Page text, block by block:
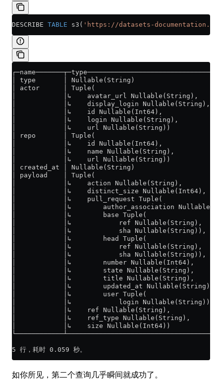
DESCRIBE TABLE s3( 'https://datasets-
│ type       │ Nullable(String)
│ actor      │ Tuple(
│            │↳    avatar_url Nullable(String),
│            │↳    display_login Nullable(String),
│            │↳    id Nullable(Int64),
│            │↳    login Nullable(String),
│            │↳    url Nullable(String))
│ repo       │ Tuple(
│            │↳    id Nullable(Int64),
│            │↳    name Nullable(String),
│            │↳    url Nullable(String))
│ created_at │ Nullable(String)
│ payload    │ Tuple(
│            │↳    action Nullable(String),
│            │↳    distinct_size Nullable(Int64),
│            │↳    pull_request Tuple(
│            │↳        author_association
│            │↳        base Tuple(
│            │↳            ref Nullable(String),
│            │↳            sha Nullable(String)),
│            │↳        head Tuple(
│            │↳            ref Nullable(String),
│            │↳            sha Nullable(String)),
│            │↳        number Nullable(Int64),
│            │↳        state Nullable(String),
│            │↳        title Nullable(String),
│            │↳        updated_at Nullable(String),
│            │↳        user Tuple(
│            │↳            login Nullable(String))),
│            │↳    ref Nullable(String),
│            │↳    ref_type Nullable(String),
│            │↳    size Nullable(Int64))
5 行，耗时 0.059 秒。
如你所见，第二个查询几乎瞬间就成功了。